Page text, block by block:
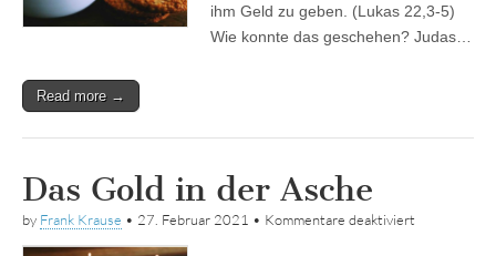
ihm Geld zu geben. (Lukas 22,3-5)
Wie konnte das geschehen? Judas…
Read more →
Das Gold in der Asche
by Frank Krause • 27. Februar 2021 • Kommentare deaktiviert